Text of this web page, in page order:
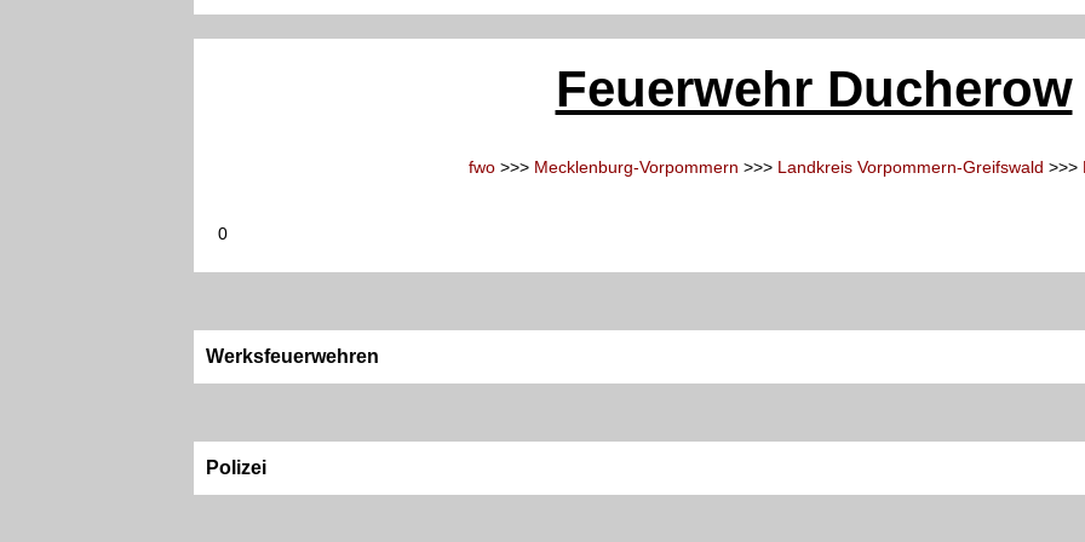
Feuerwehr Ducherow
fwo>>> Mecklenburg-Vorpommern >>> Landkreis Vorpommern-Greifswald >>>
0
Werksfeuerwehren
Polizei